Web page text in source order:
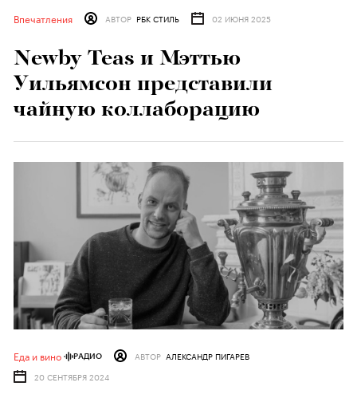
Впечатления АВТОР РБК СТИЛЬ 02 ИЮНЯ 2025
Newby Teas и Мэттью
Уильямсон представили
чайную коллаборацию
Еда и вино РАДИО АВТОР АЛЕКСАНДР ПИГАРЕВ
20 СЕНТЯБРЯ 2024